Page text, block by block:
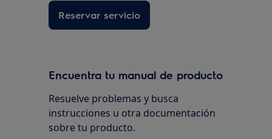
Reservar servicio
Encuentra tu manual de producto
Resuelve problemas y busca
instrucciones u otra documentación
sobre tu producto.